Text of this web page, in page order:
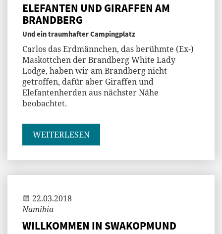
ELEFANTEN UND GIRAFFEN AM
BRANDBERG
Und ein traumhafter Campingplatz
Carlos das Erdmännchen, das berühmte (Ex-)
Maskottchen der Brandberg White Lady
Lodge, haben wir am Brandberg nicht
getroffen, dafür aber Giraffen und
Elefantenherden aus nächster Nähe
beobachtet.
WEITERLESEN
22.03.2018
Namibia
WILLKOMMEN IN SWAKOPMUND